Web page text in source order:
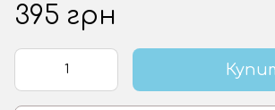
395 грн